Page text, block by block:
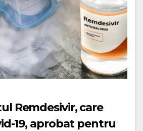
Remdesivir, care
19, aprobat pentru